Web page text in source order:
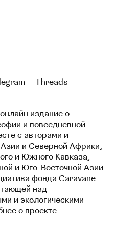
Threads
издание о
и повседневной
с авторами и
и Северной Африки,
и Южного Кавказа,
и Юго-Восточной Азии
фонда Caravane
над
и экологическими
о проекте